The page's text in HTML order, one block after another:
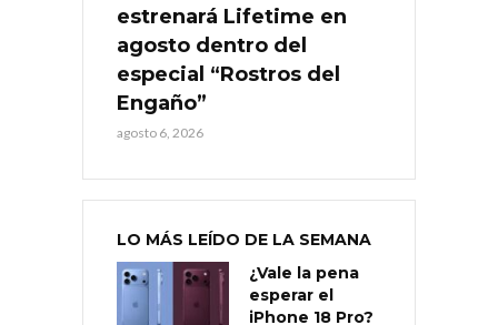
estrenará Lifetime en
agosto dentro del
especial “Rostros del
Engaño”
agosto 6, 2026
LO MÁS LEÍDO DE LA SEMANA
¿Vale la pena
esperar el
iPhone 18 Pro?